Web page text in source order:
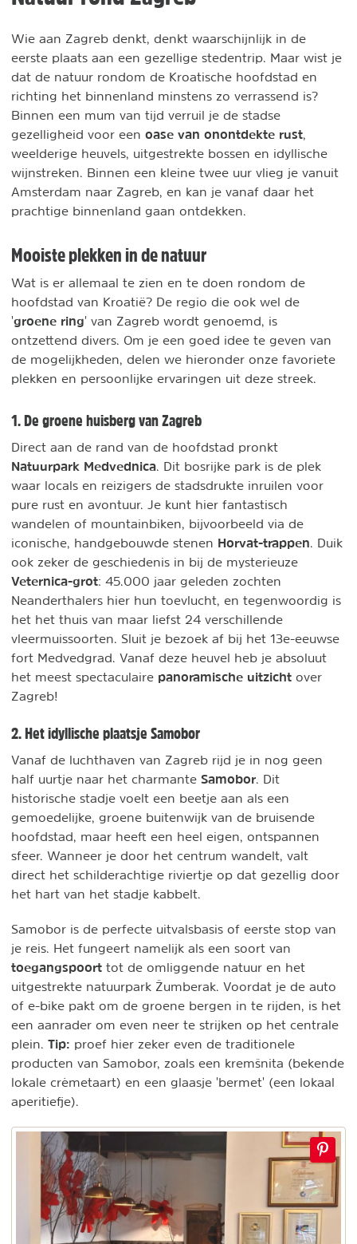
Wie aan Zagreb denkt, denkt waarschijnlijk in de
eerste plaats aan een gezellige stedentrip. Maar wist je
dat de natuur rondom de Kroatische hoofdstad en
richting het binnenland minstens zo verrassend is?
Binnen een mum van tijd verruil je de stadse
gezelligheid voor een oase van onontdekte rust
weelderige heuvels, uitgestrekte bossen en idyllische
wijnstreken. Binnen een kleine twee uur vlieg je vanuit
Amsterdam naar Zagreb, en kan je vanaf daar het
prachtige binnenland gaan ontdekken.
Mooiste plekken in de natuur
Wat is er allemaal te zien en te doen rondom de
hoofdstad van Kroatië? De regio die ook wel de
'groene ring' van Zagreb wordt genoemd, is
ontzettend divers. Om je een goed idee te geven van
de mogelijkheden, delen we hieronder onze favoriete
plekken en persoonlijke ervaringen uit deze streek.
1. De groene huisberg van Zagreb
Direct aan de rand van de hoofdstad pronkt
Natuurpark Medvednica . Dit bosrijke park is de plek
waar locals en reizigers de stadsdrukte inruilen voor
pure rust en avontuur. Je kunt hier fantastisch
wandelen of mountainbiken, bijvoorbeeld via de
iconische, handgebouwde stenen Horvat-trappen . Duik
ook zeker de geschiedenis in bij de mysterieuze
Veternica-grot: 45.000 jaar geleden zochten
Neanderthalers hier hun toevlucht, en tegenwoordig is
het het thuis van maar liefst 24 verschillende
vleermuissoorten. Sluit je bezoek af bij het 13e-eeuwse
fort Medvedgrad. Vanaf deze heuvel heb je absoluut
het meest spectaculaire panoramische uitzicht over
Zagreb!
2. Het idyllische plaatsje Samobor
Vanaf de luchthaven van Zagreb rijd je in nog geen
half uurtje naar het charmante Samobor . Dit
historische stadje voelt een beetje aan als een
gemoedelijke, groene buitenwijk van de bruisende
hoofdstad, maar heeft een heel eigen, ontspannen
sfeer. Wanneer je door het centrum wandelt, valt
direct het schilderachtige riviertje op dat gezellig door
het hart van het stadje kabbelt.
Samobor is de perfecte uitvalsbasis of eerste stop van
je reis. Het fungeert namelijk als een soort van
toegangspoort tot de omliggende natuur en het
uitgestrekte natuurpark Žumberak. Voordat je de auto
of e-bike pakt om de groene bergen in te rijden, is het
een aanrader om even neer te strijken op het centrale
plein. Tip: proef hier zeker even de traditionele
producten van Samobor, zoals een kremšnita (bekende
lokale crèmetaart) en een glaasje 'bermet' (een lokaal
aperitiefje).